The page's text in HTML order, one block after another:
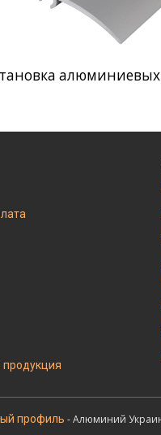
алюминиевых
профиль - Алюминий